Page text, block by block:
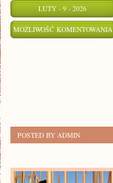
LUTY - 9 - 2026
MOŻLIWOŚĆ KOMENTOWANIA
POSTED BY ADMIN